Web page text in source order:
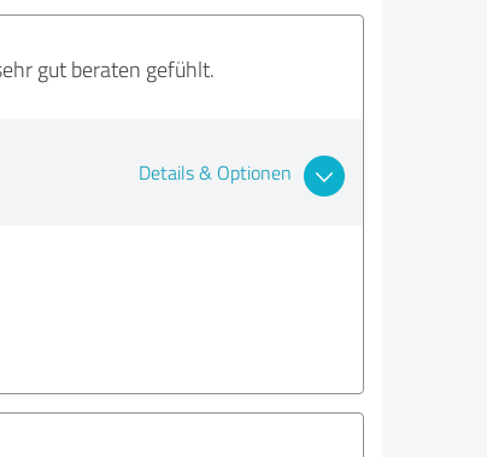
gut beraten gefühlt.
Details & Optionen